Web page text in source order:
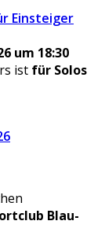
Einsteiger
um 18:30
ist für Solos
Blau-